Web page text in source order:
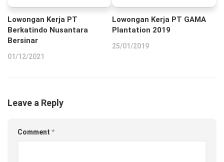
Lowongan Kerja PT
Berkatindo Nusantara
Bersinar
01/12/2021
Lowongan Kerja PT GAMA
Plantation 2019
25/01/2019
Leave a Reply
Comment *